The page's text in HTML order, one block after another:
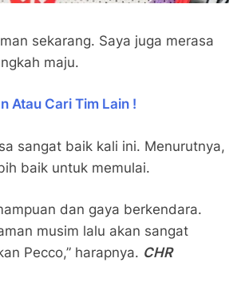
sekarang. Saya juga merasa
maju.
Atau Cari Tim Lain !
sangat baik kali ini. Menurutnya,
baik untuk memulai.
dan gaya berkendara.
musim lalu akan sangat
Pecco,” harapnya. CHR